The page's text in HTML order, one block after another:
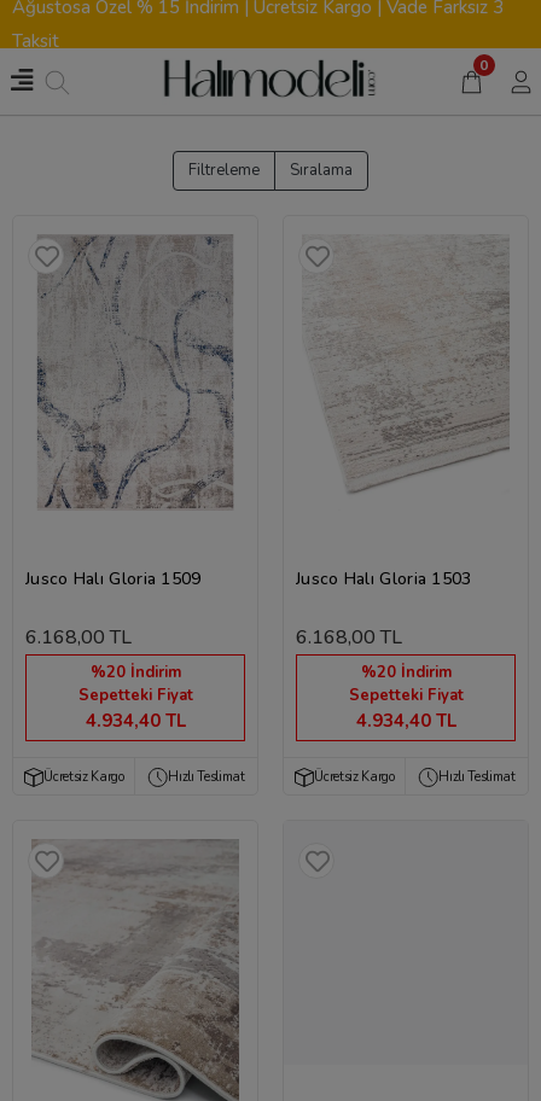
Ağustosa Özel % 15 İndirim | Ücretsiz Kargo | Vade Farksız 3
Taksit
0
Filtreleme Sıralama
Jusco Halı Gloria 1509
6.168,00 TL
%20 İndirim
Sepetteki Fiyat
4.934,40 TL
Ücretsiz Kargo Hızlı Teslimat
Jusco Halı Gloria 1503
6.168,00 TL
%20 İndirim
Sepetteki Fiyat
4.934,40 TL
Ücretsiz Kargo Hızlı Teslimat